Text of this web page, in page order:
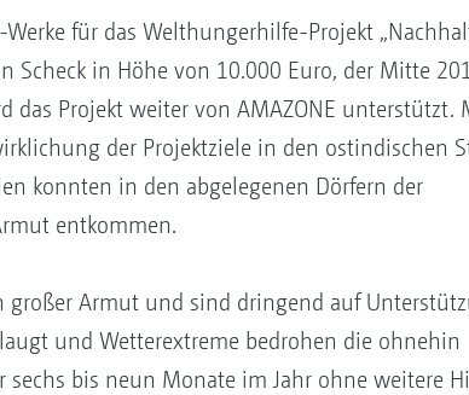
für das Welthungerhilfe-Projekt
in Höhe von 10.000 Euro, der Mitte
das Projekt weiter von AMAZONE unterstützt.
der Projektziele in den ostindischen
konnten in den abgelegenen Dörfern der
entkommen.
großer Armut und sind dringend auf
und Wetterextreme bedrohen die ohnehin
bis neun Monate im Jahr ohne weitere